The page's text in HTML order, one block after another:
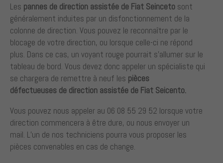
Les pannes de direction assistée de Fiat Seinceto sont
généralement induites par un disfonctionnement de la
colonne de direction. Vous pouvez le reconnaître par le
blocage de votre direction, ou lorsque celle-ci ne répond
plus. Dans ce cas, un voyant rouge pourrait s’allumer sur le
tableau de bord. Vous devez donc appeler un spécialiste qui
se chargera de remettre à neuf les pièces
défectueuses de direction assistée de Fiat Seicento.
Vous pouvez nous appeler au 06 08 55 29 52 lorsque votre
direction commencera à être dure, ou nous envoyer un
mail. L’un de nos techniciens pourra vous proposer les
pièces convenables en cas de change.